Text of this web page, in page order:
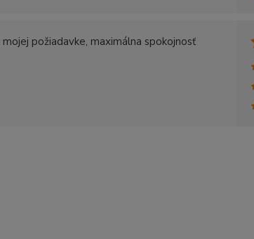
požiadavke, maximálna spokojnosť